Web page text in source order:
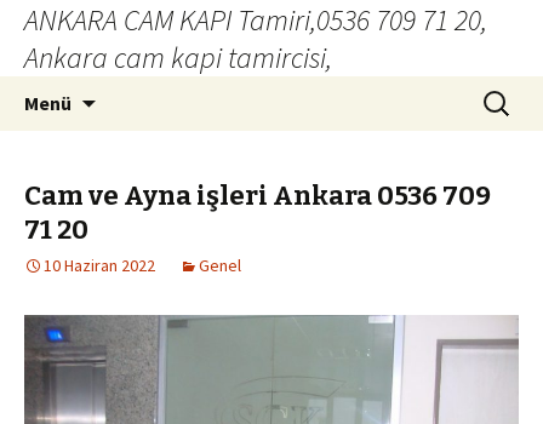
ANKARA CAM KAPI Tamiri,0536 709 71 20,
Ankara cam kapi tamircisi,
Menü Arama:
Cam ve Ayna işleri Ankara 0536 709
71 20
10 Haziran 2022 Genel